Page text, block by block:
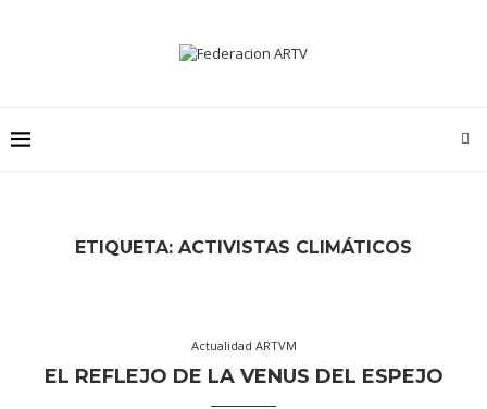
ETIQUETA: ACTIVISTAS CLIMÁTICOS
Actualidad ARTVM
EL REFLEJO DE LA VENUS DEL ESPEJO